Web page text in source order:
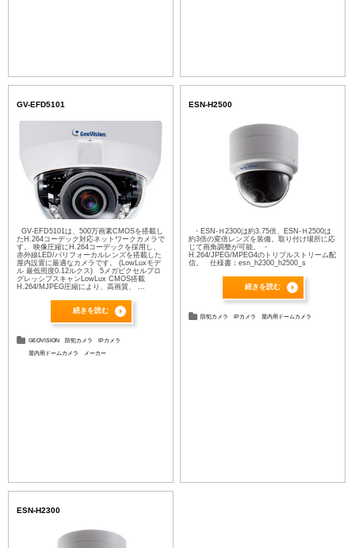
GV-EFD5101
GV-EFD5101は、500万画素CMOSを搭載し
たH.264コーデック対応ネットワークカメラで
す。 映像圧縮にH.264コーデックを採用し、
赤外線LED/バリフォーカルレンズを搭載した
屋内設置に最適なカメラです。 (LowLuxモデ
ル 最低照度0.12ルクス) 5メガピクセルプロ
グレッシブスキャンLowLux CMOS搭載
H.264/MJPEG圧縮により、高画質、 ...
続きを読む
GEOVISION 防犯カメラ IPカメラ
屋内用ドームカメラ メーカー
ESN-H2500
・ESN-Ｈ2300は約3.75倍、ESN-Ｈ2500は
約3倍の変倍レンズを装備。取り付け場所に応
じて画角調整が可能。 ・
H.264/JPEG/MPEG4のトリプルストリーム配
信。 仕様書：esn_h2300_h2500_s
続きを読む
防犯カメラ IPカメラ 屋内用ドームカメラ
ESN-H2300